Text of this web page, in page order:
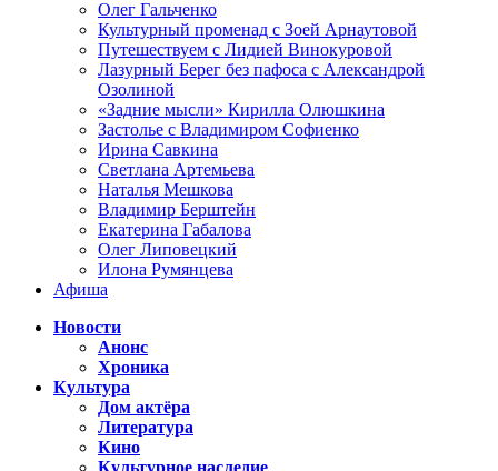
Олег Гальченко
Культурный променад с Зоей Арнаутовой
Путешествуем с Лидией Винокуровой
Лазурный Берег без пафоса с Александрой
Озолиной
«Задние мысли» Кирилла Олюшкина
Застолье с Владимиром Софиенко
Ирина Савкина
Светлана Артемьева
Наталья Мешкова
Владимир Берштейн
Екатерина Габалова
Олег Липовецкий
Илона Румянцева
Афиша
Новости
Анонс
Хроника
Культура
Дом актёра
Литература
Кино